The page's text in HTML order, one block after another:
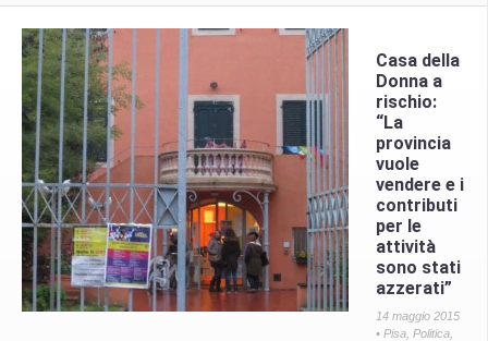
Casa della
Donna a
rischio:
“La
provincia
vuole
vendere e i
contributi
per le
attività
sono stati
azzerati”
14 maggio 2015
• Pisa Politica